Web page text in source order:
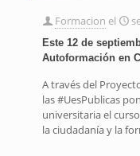
Formacion el
Este 12 de
Autoformación en
A través del
las #UesPublicas
universitaria el
la ciudadanía y la